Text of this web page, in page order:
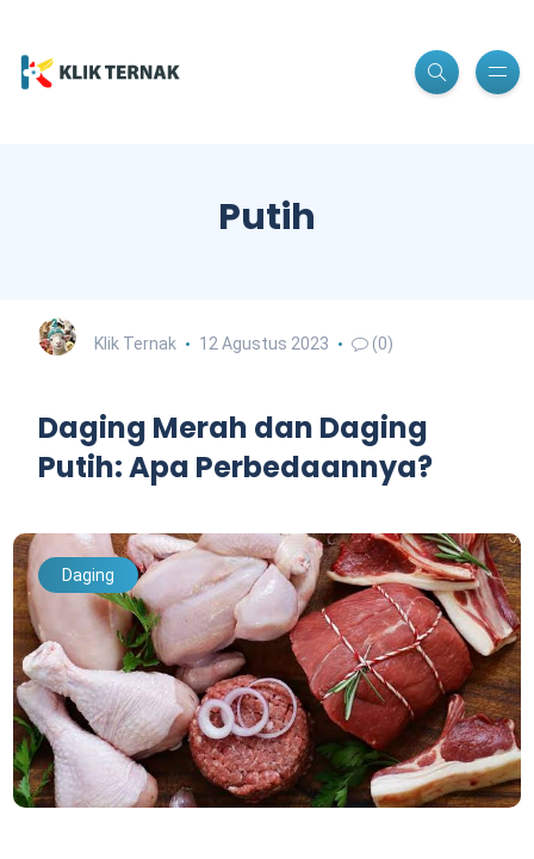
Putih
Klik Ternak 12 Agustus 2023 (0)
Daging Merah dan Daging
Putih: Apa Perbedaannya?
Daging